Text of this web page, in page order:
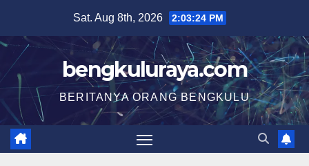
content
Sat. Aug 8th, 2026 2:03:24 PM
bengkuluraya.com
BERITANYA ORANG BENGKULU